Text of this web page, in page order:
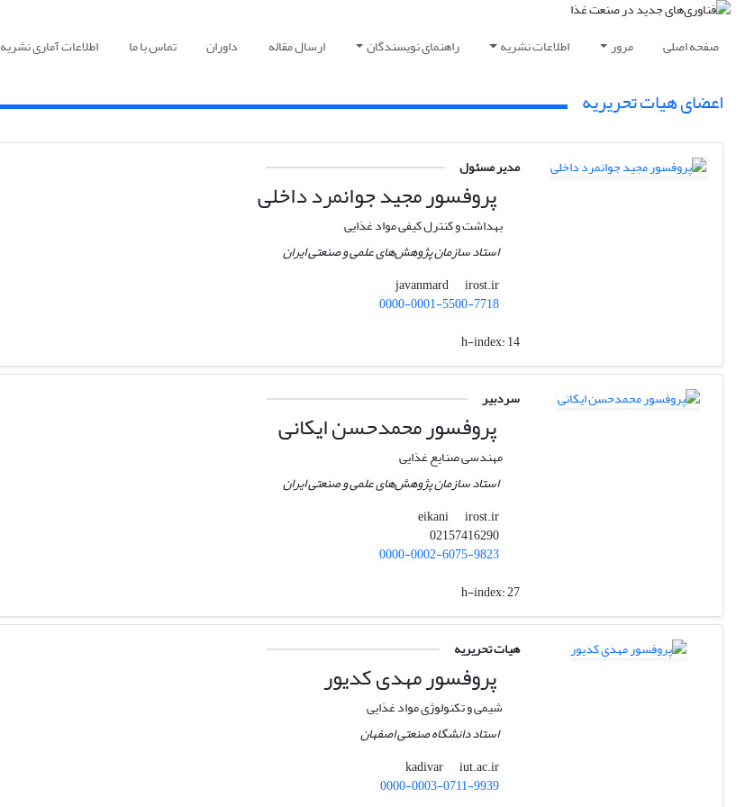
صفحه اصلی مرور اطلاعات نشریه راهنمای نویسندگان ارسال مقاله داوران تماس با ما اطلاعات آماری نشریه
اعضای هیات تحریریه
مدیر مسئول
پروفسور ﻣﺠﯿﺪ ﺟﻮاﻧﻤﺮد داخلی
بهداشت و کنترل کیفی مواد غذایی
استاد سازمان پژوهش‌های علمی و صنعتی ایران
javanmard
irost.ir
0000-0001-5500-7718
h-index:14
سردبیر
پروفسور ﻣﺤﻤﺪﺣﺴﻦ اﯾﮑﺎﻧﯽ
مهندسی صنایع غذایی
استاد سازمان پژوهش‌های علمی و صنعتی ایران
eikani
irost.ir
02157416290
0000-0002-6075-9823
h-index:27
هیات تحریریه
پروفسور مهدی کدیور
شیمی و تکنولوژی مواد غذایی
استاد دانشگاه صنعتی اصفهان
kadivar
iut.ac.ir
0000-0003-0711-9939